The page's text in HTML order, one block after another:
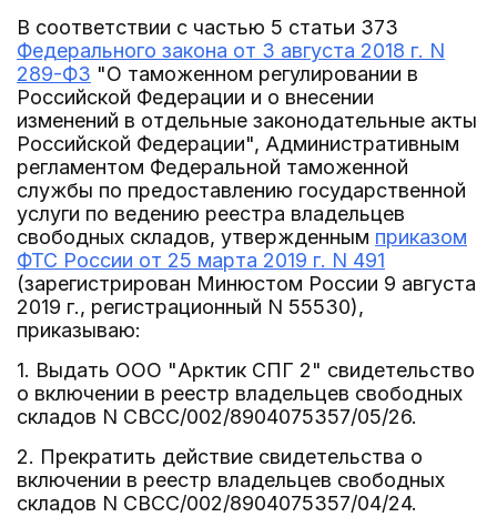
В соответствии с частью 5 статьи 373
Федерального закона от 3 августа 2018 г. N
289-ФЗ "О таможенном регулировании в
Российской Федерации и о внесении
изменений в отдельные законодательные акты
Российской Федерации", Административным
регламентом Федеральной таможенной
службы по предоставлению государственной
услуги по ведению реестра владельцев
свободных складов, утвержденным приказом
ФТС России от 25 марта 2019 г. N 491
(зарегистрирован Минюстом России 9 августа
2019 г., регистрационный N 55530),
приказываю:
1. Выдать ООО "Арктик СПГ 2" свидетельство
о включении в реестр владельцев свободных
складов N СВСС/002/8904075357/05/26.
2. Прекратить действие свидетельства о
включении в реестр владельцев свободных
складов N СВСС/002/8904075357/04/24.